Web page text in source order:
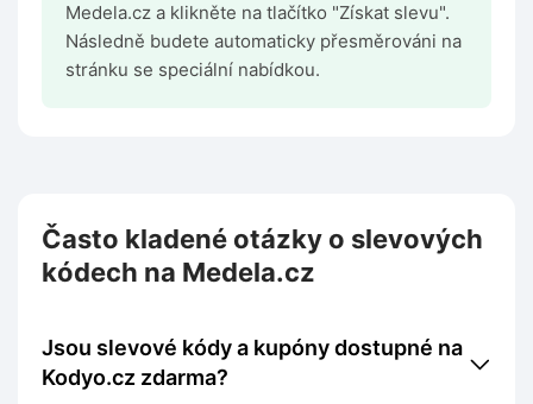
Medela.cz a klikněte na tlačítko "Získat slevu".
Následně budete automaticky přesměrováni na
stránku se speciální nabídkou.
Často kladené otázky o slevových
kódech na Medela.cz
Jsou slevové kódy a kupóny dostupné na
Kodyo.cz zdarma?